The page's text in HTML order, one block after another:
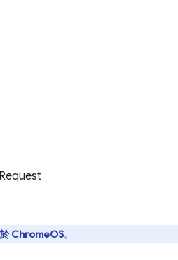
ChromeOS。